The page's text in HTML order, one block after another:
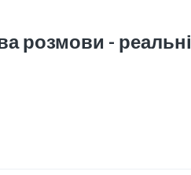
розмови - реальні